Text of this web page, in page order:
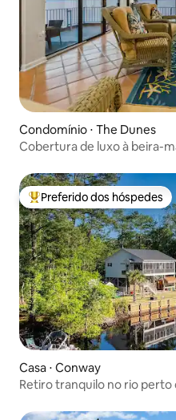
Condomínio ⋅ The Dunes
Cobertura de luxo à beira-
Entre os melhores
Preferido dos hóspedes
Casa ⋅ Conway
Retiro tranquilo no rio perto